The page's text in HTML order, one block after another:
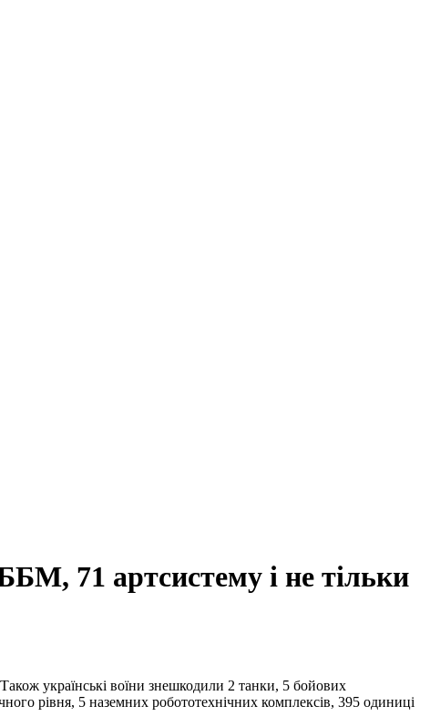
71 артсистему і не тільки
українські воїни знешкодили 2 танки, 5 бойових
рівня, 5 наземних робототехнічних комплексів, 395 одиниці